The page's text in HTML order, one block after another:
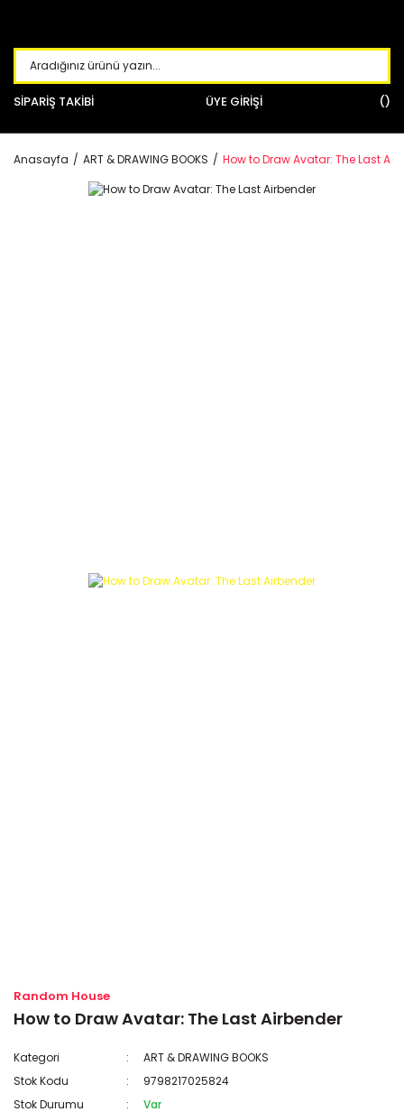
SİPARİŞ TAKİBİ ÜYE GİRİŞİ
Anasayfa ART & DRAWING BOOKS How to Draw Avatar: The Last
Random House
How to Draw Avatar: The Last Airbender
Kategori
ART & DRAWING BOOKS
Stok Kodu
9798217025824
Stok Durumu
Var